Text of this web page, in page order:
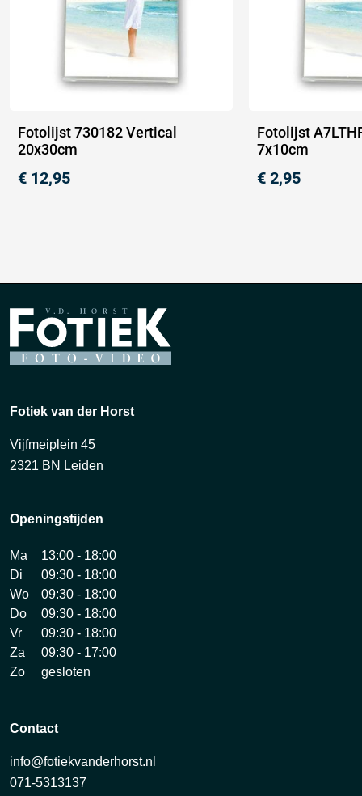
Fotolijst 730182 Vertical
20x30cm
€ 12,95
Fotolijst
7x10cm
€ 2,95
Fotiek van der Horst
Vijfmeiplein 45
2321 BN Leiden
Openingstijden
Ma
13:00 - 18:00
Di
09:30 - 18:00
Wo
09:30 - 18:00
Do
09:30 - 18:00
Vr
09:30 - 18:00
Za
09:30 - 17:00
Zo
gesloten
Contact
info@fotiekvanderhorst.nl
071-5313137